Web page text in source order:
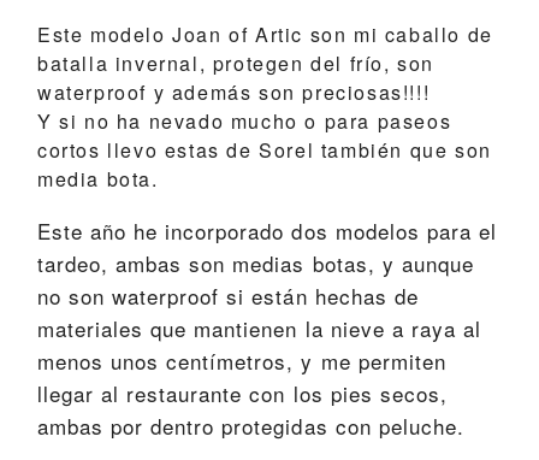
Este modeloJoan of Artic son mi caballo de
batalla invernal, protegen del frío, son
waterproof y además son preciosas!!!!
Y si no ha nevado mucho o para paseos
cortos llevo estas de Sorel también que son
media bota.
Este año he incorporado dos modelos para el
tardeo, ambas son medias botas, y aunque
no son waterproof si están hechas de
materiales que mantienen la nieve a raya al
menos unos centímetros, y me permiten
llegar al restaurante con los pies secos,
ambas por dentro protegidas con peluche.